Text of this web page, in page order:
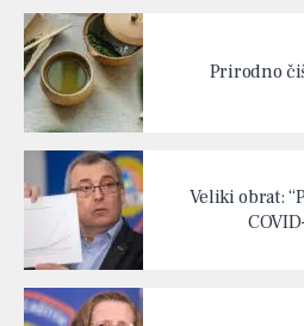
Prirodno
Veliki obrat: